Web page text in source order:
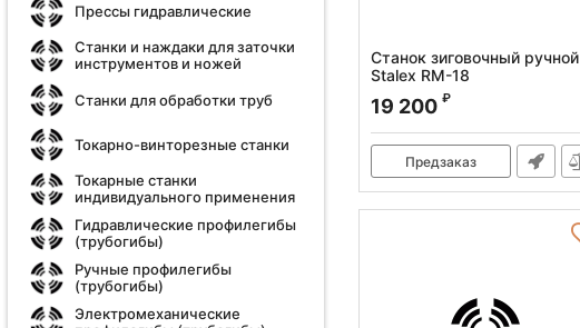
Прессы гидравлические
Станки и наждаки для заточки
инструментов и ножей
Станки для обработки труб
Токарно-винторезные станки
Токарные станки
индивидуального применения
Гидравлические профилегибы
(трубогибы)
Ручные профилегибы
(трубогибы)
Электромеханические
Станок зиговочный ручной
Stalex RM-18
Артикул: 373206
19 200 ₽
Предзаказ